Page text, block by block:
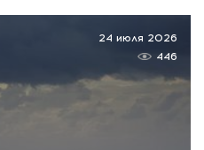
24 июля 2026
446